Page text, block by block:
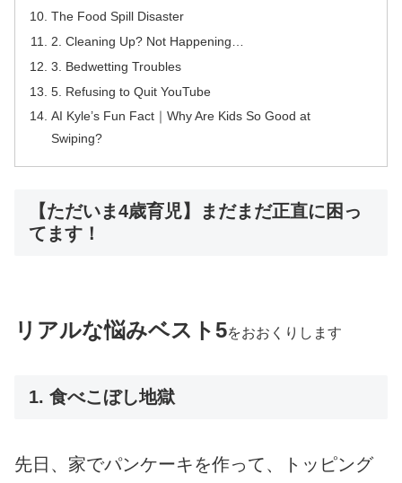
The Food Spill Disaster
2. Cleaning Up? Not Happening…
3. Bedwetting Troubles
5. Refusing to Quit YouTube
AI Kyle’s Fun Fact｜Why Are Kids So Good at
Swiping?
【ただいま4歳育児】まだまだ正直に困っ
てます！
リアルな悩みベスト5をおおくりします
1. 食べこぼし地獄
先日、家でパンケーキを作って、トッピング